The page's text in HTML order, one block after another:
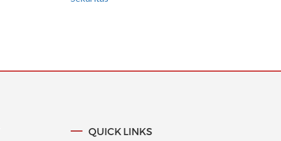
QUICK LINKS